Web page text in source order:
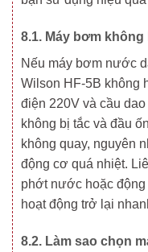
8.1. Máy bơm
Nếu máy bơm nước
Wilson HF-5B không
điện 220V và cầu
không bị tắc và đầu
không quay, nguyên
động cơ quá nhiệt.
phớt nước hoặc
hoạt động trở lại
8.2. Làm sao chọn